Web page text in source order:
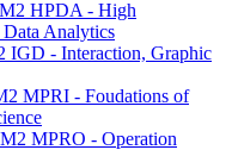
HPDA - High
Data Analytics
IGD - Interaction, Graphic
MPRI - Foudations of
MPRO - Operation